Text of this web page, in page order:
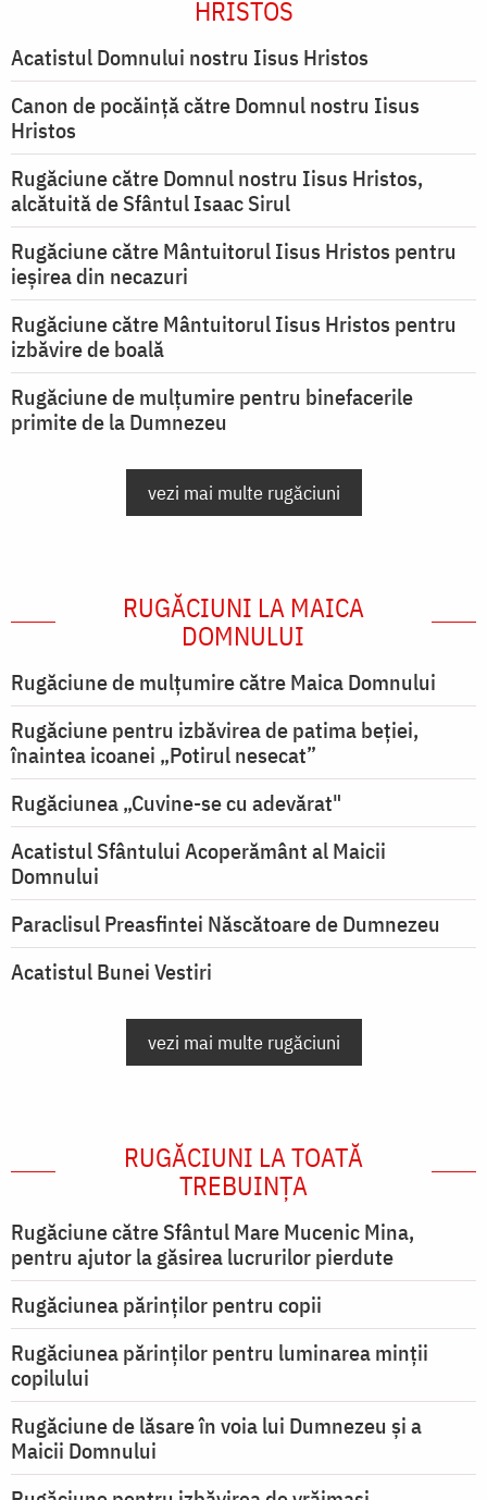
HRISTOS
Acatistul Domnului nostru Iisus Hristos
Canon de pocăință către Domnul nostru Iisus
Hristos
Rugăciune către Domnul nostru Iisus Hristos,
alcătuită de Sfântul Isaac Sirul
Rugăciune către Mântuitorul Iisus Hristos pentru
ieşirea din necazuri
Rugăciune către Mântuitorul Iisus Hristos pentru
izbăvire de boală
Rugăciune de mulțumire pentru binefacerile
primite de la Dumnezeu
vezi mai multe rugăciuni
RUGĂCIUNI LA MAICA
DOMNULUI
Rugăciune de mulţumire către Maica Domnului
Rugăciune pentru izbăvirea de patima beției,
înaintea icoanei „Potirul nesecat”
Rugăciunea „Cuvine-se cu adevărat"
Acatistul Sfântului Acoperământ al Maicii
Domnului
Paraclisul Preasfintei Născătoare de Dumnezeu
Acatistul Bunei Vestiri
vezi mai multe rugăciuni
RUGĂCIUNI LA TOATĂ
TREBUINȚA
Rugăciune către Sfântul Mare Mucenic Mina,
pentru ajutor la găsirea lucrurilor pierdute
Rugăciunea părinților pentru copii
Rugăciunea părinților pentru luminarea minţii
copilului
Rugăciune de lăsare în voia lui Dumnezeu şi a
Maicii Domnului